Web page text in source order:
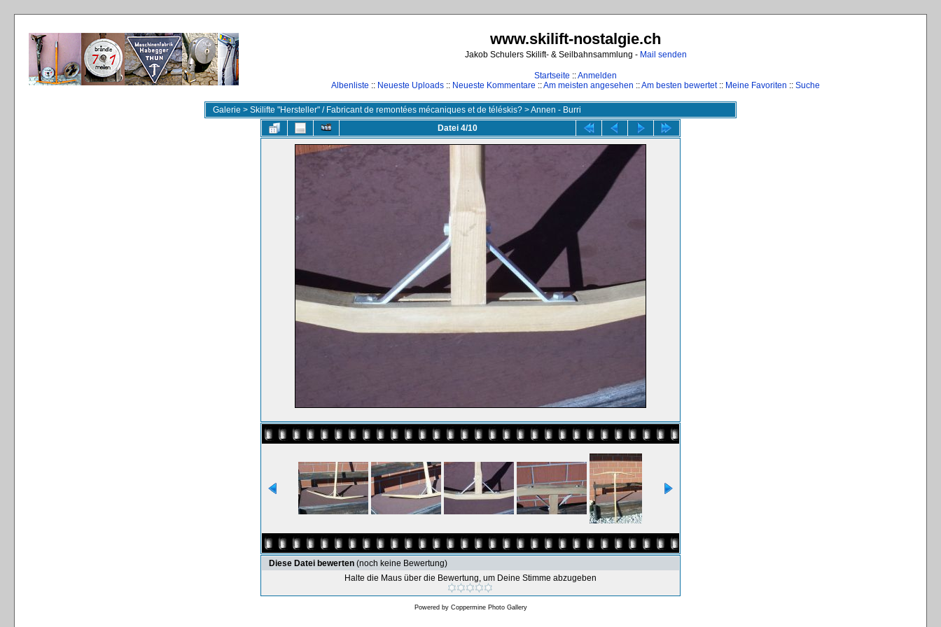
www.skilift-nostalgie.ch
Jakob Schulers Skilift- & Seilbahnsammlung - Mail senden
Startseite ::Anmelden
Albenliste :: Neueste Uploads :: Neueste Kommentare ::Am meisten angesehen ::Am besten bewertet:: Meine Favoriten :: Suche
Galerie > Skilifte "Hersteller" / Fabricant de remontées mécaniques et de téléskis? >Annen - Burri
Datei 4/10
Diese Datei bewerten (noch keine Bewertung)
Halte die Maus über die Bewertung, um Deine Stimme abzugeben
Powered by Coppermine Photo Gallery